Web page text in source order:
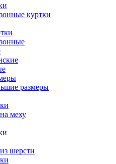
куртки
размеры
меху
шерсти